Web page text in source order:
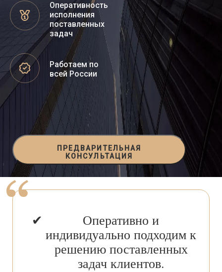
Оперативность
исполнения
поставленных
задач
Работаем по
всей России
ПРЕДВАРИТЕЛЬНАЯ
КОНСУЛЬТАЦИЯ
Оперативно и
индивидуально подходим к
решению поставленных
задач клиентов.